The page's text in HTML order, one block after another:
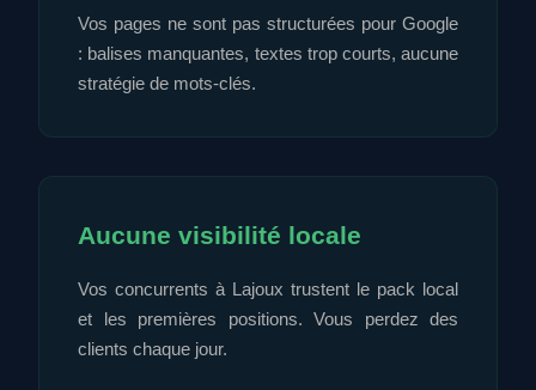
Vos pages ne sont pas structurées pour Google
: balises manquantes, textes trop courts, aucune
stratégie de mots-clés.
Aucune visibilité locale
Vos concurrents à Lajoux trustent le pack local
et les premières positions. Vous perdez des
clients chaque jour.